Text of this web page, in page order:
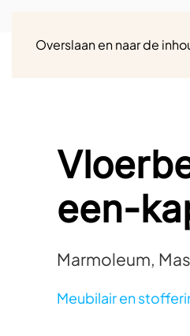
Overslaan en naar de
een-
Marmoleum,
Meubilair en